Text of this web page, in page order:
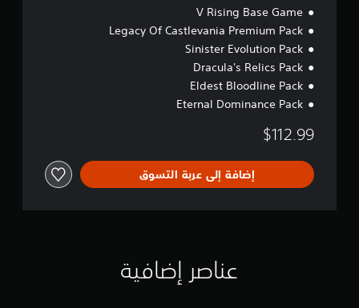
V Rising Base Game
Legacy Of Castlevania Premium Pack
Sinister Evolution Pack
Dracula's Relics Pack
Eldest Bloodline Pack
Eternal Dominance Pack
$112.99
إضافة إلى عربة التسوق
عناصر إضافية
ل
م
ا
و
م
ة
ل
ت
ك
ف
ة